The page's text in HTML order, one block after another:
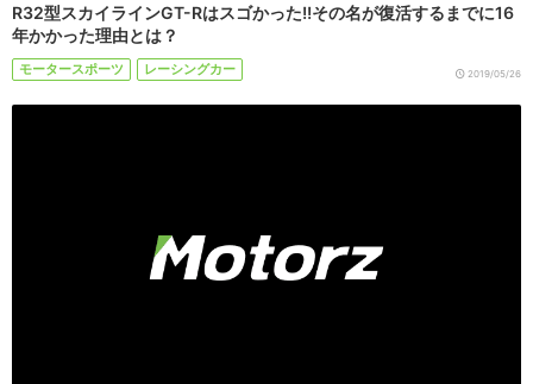
R32型スカイラインGT-Rはスゴかった!!その名が復活するまでに16
年かかった理由とは？
モータースポーツ レーシングカー 2019/05/26